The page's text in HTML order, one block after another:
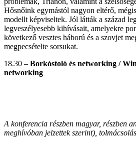
Hősnőink egymástól nagyon eltérő,
modellt képviseltek. Jól látták a század
legveszélyesebb kihívásait, amelyekre
következő vesztes háború és a szovjet
megpecsételte sorsukat.
18.30 – Borkóstoló és networking /
networking
A konferencia részben magyar, részben
meghívóban jelzettek szerint),